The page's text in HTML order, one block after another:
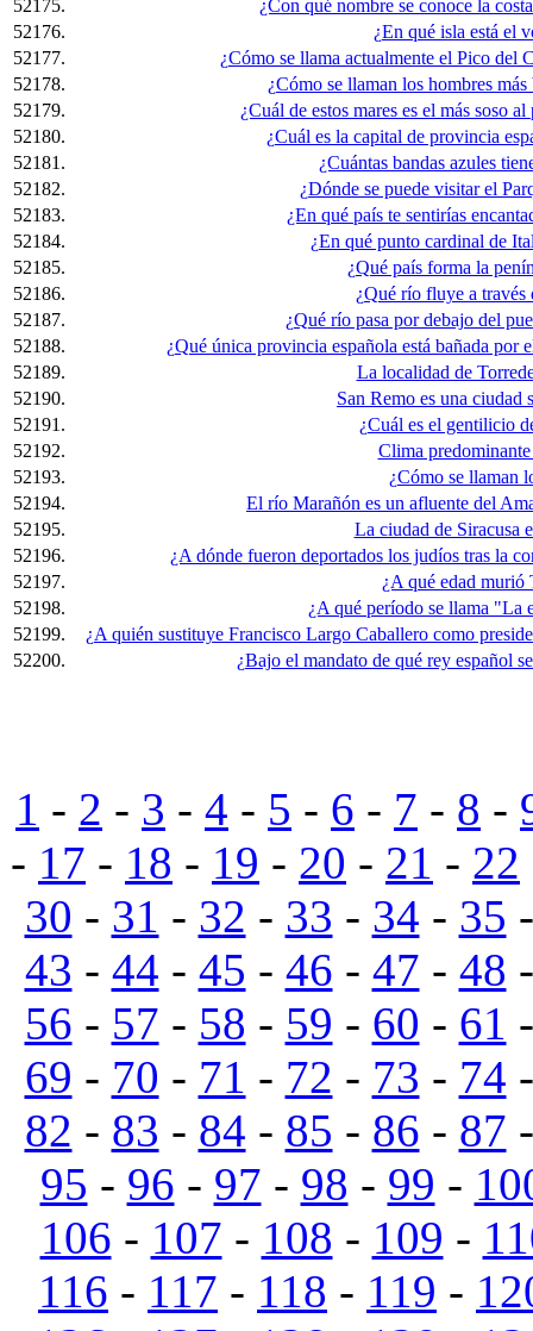
52175.
¿Con qué nombre se conoce la
52176.
¿En qué isla está el
52177.
¿Cómo se llama actualmente el Pico del
52178.
¿Cómo se llaman los hombres
52179.
¿Cuál de estos mares es el más soso
52180.
¿Cuál es la capital de provincia
52181.
¿Cuántas bandas azules
52182.
¿Dónde se puede visitar el
52183.
¿En qué país te sentirías
52184.
¿En qué punto cardinal de
52185.
¿Qué país forma la
52186.
¿Qué río fluye a través
52187.
¿Qué río pasa por debajo del
52188.
¿Qué única provincia española está bañada
52189.
La localidad de
52190.
San Remo es una ciudad
52191.
¿Cuál es el gentilicio
52192.
Clima
52193.
¿Cómo se llaman
52194.
El río Marañón es un afluente del
52195.
La ciudad de Siracusa
52196.
¿A dónde fueron deportados los judíos tras la
52197.
¿A qué edad murió
52198.
¿A qué período se llama "La
52199.
¿A quién sustituye Francisco Largo Caballero como
52200.
¿Bajo el mandato de qué rey español
1 - 2 - 3 - 4 - 5 - 6 - 7 - 8 -
- 17 - 18 - 19 - 20 - 21 - 22
30 - 31 - 32 - 33 - 34 - 35
43 - 44 - 45 - 46 - 47 - 48
56 - 57 - 58 - 59 - 60 - 61
69 - 70 - 71 - 72 - 73 - 74
82 - 83 - 84 - 85 - 86 - 87
95 - 96 - 97 - 98 - 99 -
106 - 107 - 108 - 109 -
116 - 117 - 118 - 119 -